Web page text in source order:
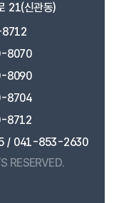
21(신관동)
8070
8090
8704
8712
/ 041-853-2630
RESERVED.